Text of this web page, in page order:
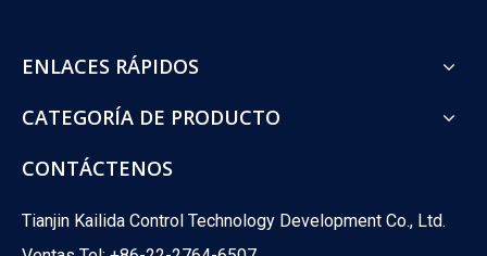
What happens when your control valve loses power? A
ENLACES RÁPIDOS
CATEGORÍA DE PRODUCTO
CONTÁCTENOS
Tianjin Kailida Control Technology Development Co., Ltd.